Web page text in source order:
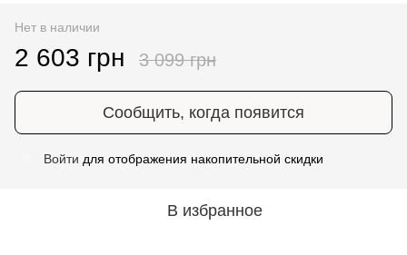
Нет в наличии
2 603 грн 3 099 грн
Сообщить, когда появится
Войти для отображения накопительной скидки
В избранное